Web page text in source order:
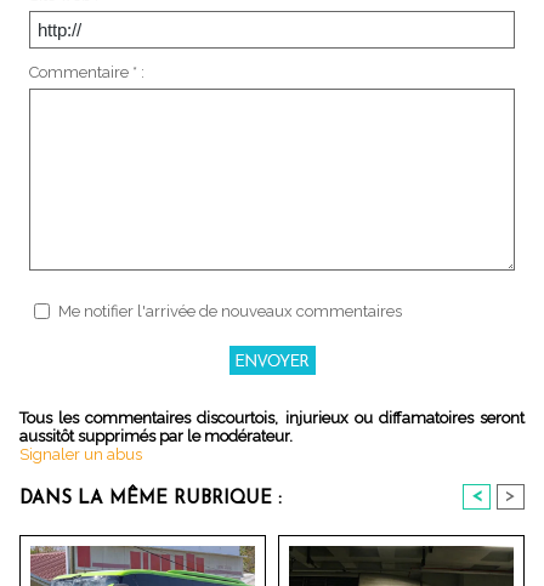
Commentaire * :
Me notifier l'arrivée de nouveaux commentaires
Tous les commentaires discourtois, injurieux ou diffamatoires seront
aussitôt supprimés par le modérateur.
Signaler un abus
DANS LA MÊME RUBRIQUE : < >